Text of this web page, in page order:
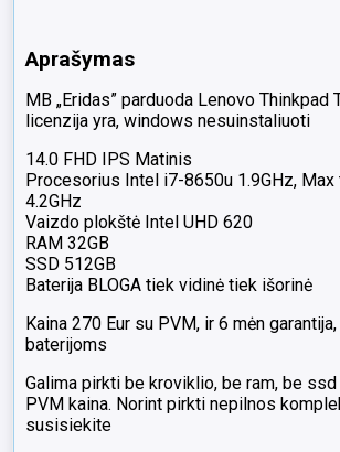
Abi
blogas
Aprašymas
MB „Eridas” parduoda Lenovo Thinkpad
licenzija yra, windows nesuinstaliuoti
14.0 FHD IPS Matinis
Procesorius Intel i7-8650u 1.9GHz, Max
4.2GHz
Vaizdo plokštė Intel UHD 620
RAM 32GB
SSD 512GB
Baterija BLOGA tiek vidinė tiek išorinė
Kaina 270 Eur su PVM, ir 6 mėn
baterijoms
Galima pirkti be kroviklio, be ram, be
PVM kaina. Norint pirkti nepilnos
susisiekite